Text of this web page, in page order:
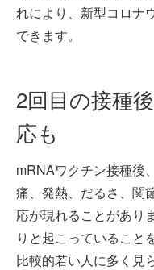
れにより、新型コロナ
できます。
2回目の接種
応も
mRNAワクチン接種後
痛、発熱、だるさ、関
応が現れることがあり
りと起こっていること
比較的若い人に多く見